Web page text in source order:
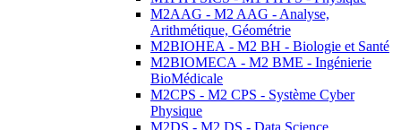
M2AAG - M2 AAG - Analyse,
Arithmétique, Géométrie
M2BIOHEA - M2 BH - Biologie et Santé
M2BIOMECA - M2 BME - Ingénierie
BioMédicale
M2CPS - M2 CPS - Système Cyber
Physique
M2DS - M2 DS - Data Science